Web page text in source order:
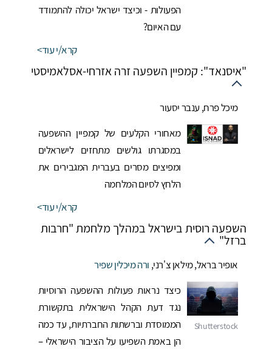
הפעולות - וכיצד ישראל יכולה להתמודד
עם האיום?
קרא/י עוד
"איסנאד": קמפיין השפעה זרה אזרחי-אסלאמיסטי
מיכל פרח,ענבר יסעור
מאחורי הקלעים של קמפיין ההשפעה
במסגרתו גולשים מתחזים לישראלים
ומפיצים מסרים בעברית המגבירים את
הלחץ לסיום המלחמה
קרא/י עוד
השפעה רוסית בישראל במהלך מלחמת "חרבות
ברזל"
אופיר בראל,מילאן צ'רני, ורה מיכלין שפיר
כיצד נראות פעולות ההשפעה הרוסיות
נגד דעת הקהל הישראלית בתקשורת
הממוסדת וברשתות החברתיות, עד כמה
הן באמת השפיעו על הציבור הישראלי –